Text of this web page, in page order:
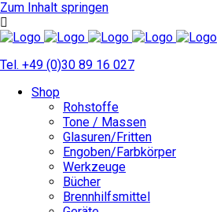
Zum Inhalt springen
Tel. +49 (0)30 89 16 027
Shop
Rohstoffe
Tone / Massen
Glasuren/Fritten
Engoben/Farbkörper
Werkzeuge
Bücher
Brennhilfsmittel